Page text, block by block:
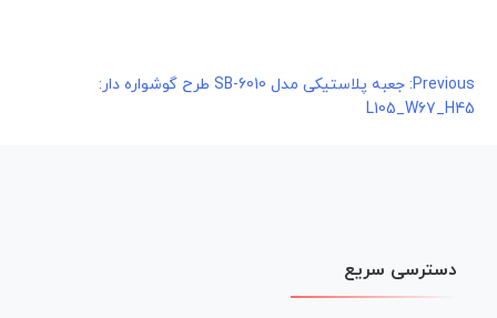
راهبری
نوشته
Previous:
جعبه پلاستیکی مدل SB-6010 طرح گوشواره دار:
L105_W67_H45
دسترسی سریع